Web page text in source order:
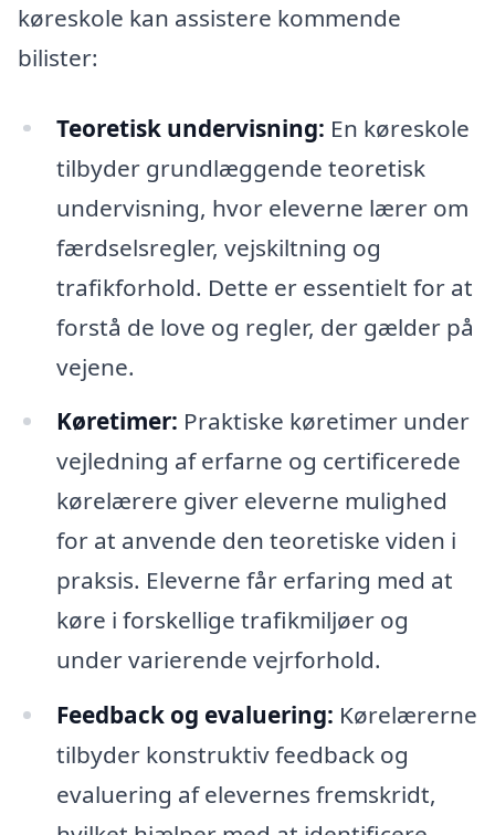
køreskole kan assistere kommende
bilister:
Teoretisk undervisning: En køreskole
tilbyder grundlæggende teoretisk
undervisning, hvor eleverne lærer om
færdselsregler, vejskiltning og
trafikforhold. Dette er essentielt for at
forstå de love og regler, der gælder på
vejene.
Køretimer: Praktiske køretimer under
vejledning af erfarne og certificerede
kørelærere giver eleverne mulighed
for at anvende den teoretiske viden i
praksis. Eleverne får erfaring med at
køre i forskellige trafikmiljøer og
under varierende vejrforhold.
Feedback og evaluering: Kørelærerne
tilbyder konstruktiv feedback og
evaluering af elevernes fremskridt,